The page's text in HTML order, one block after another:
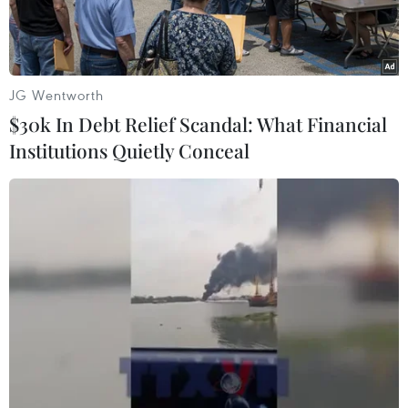
thế giới.
Lực lượng Hải quan Hàn Quốc làm nhiệm vụ.
(Nguồn:koreajoongangdaily)
Ngày 30/10, Cơ quan Hải quan Hàn Quốc (KCS)
thông báo sẽ hợp tác với các nước trong việc
trấn áp tội phạm ma túy.
JG Wentworth
$30k In Debt Relief Scandal: What Financial
Institutions Quietly Conceal